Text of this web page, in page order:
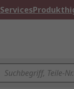
Services